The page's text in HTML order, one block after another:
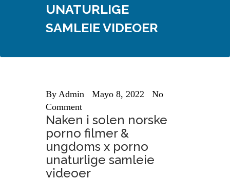
UNATURLIGE
SAMLEIE VIDEOER
By Admin Mayo 8, 2022
No
Comment
Naken i solen norske
porno filmer &
ungdoms x porno
unaturlige samleie
videoer